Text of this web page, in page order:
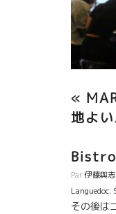
«
地よ
Par伊藤與
Languedoc,
その後は